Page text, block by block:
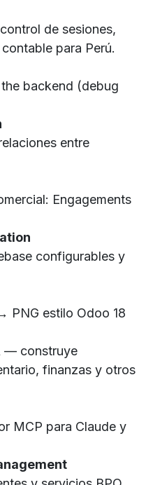
de sesiones,
para Perú.
backend (debug
entre
Engagements
configurables y
PNG estilo Odoo 18
— construye
finanzas y otros
MCP para Claude y